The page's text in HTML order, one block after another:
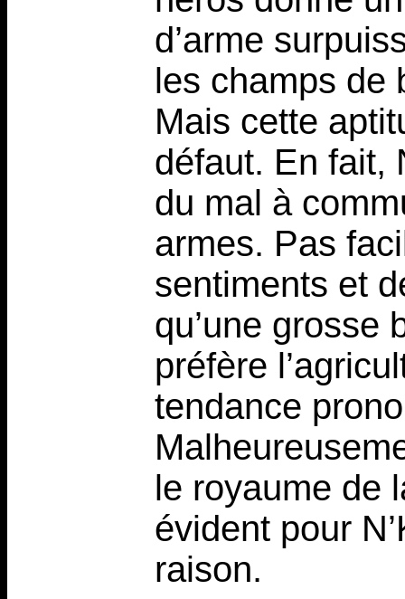
d’arme
les champs de
Mais cette
défaut. En fait,
du mal à
armes. Pas
sentiments et
qu’une grosse
préfère
tendance
le royaume de
évident pour
raison.